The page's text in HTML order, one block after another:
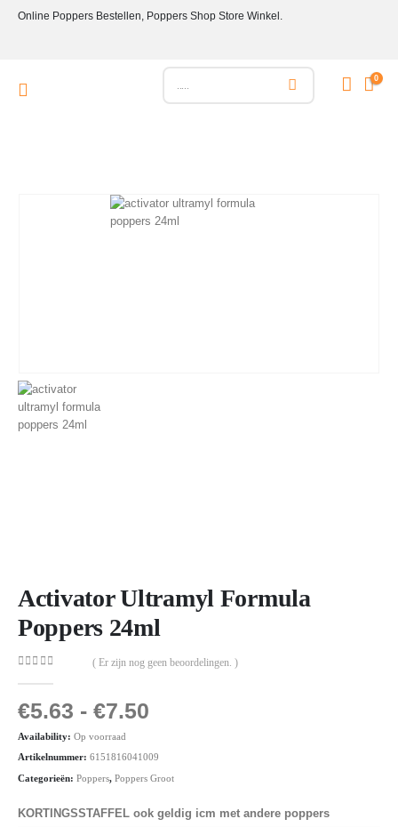
Online Poppers Bestellen, Poppers Shop Store Winkel.
0
Activator Ultramyl Formula
Poppers 24ml
( Er zijn nog geen beoordelingen. )
€5.63 - €7.50
Availability: Op voorraad
Artikelnummer: 6151816041009
Categorieën: Poppers, Poppers Groot
KORTINGSSTAFFEL ook geldig icm met andere poppers